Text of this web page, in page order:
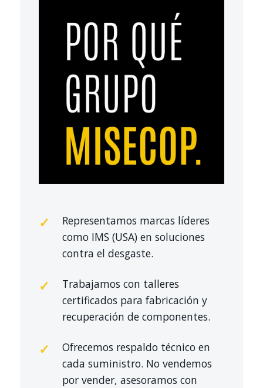
Representamos marcas líderes
como IMS (USA) en soluciones
contra el desgaste.
Trabajamos con talleres
certificados para fabricación y
recuperación de componentes.
Ofrecemos respaldo técnico en
cada suministro. No vendemos
por vender, asesoramos con